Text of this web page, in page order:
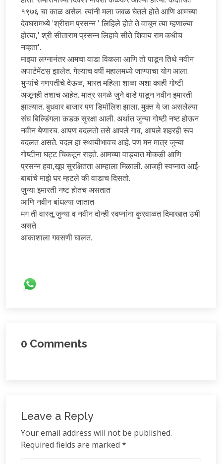
१९७६ चा काळ असेल. त्यांनी मला जवळ घेतले होते आणि आमच्या
देवघरामध्ये 'श्रीराम प्रसन्न ' लिहिले होते ते वाचून त्या म्हणाल्या
होत्या,' श्री सीताराम प्रसन्न लिहावे सीते शिवाय राम कधीच
नव्हता'.
माझ्या लग्नानंतर आमचा वाडा विकला आणि तो पाडून तिथे नवीन
अपार्टमेंटस़ झालेत. गेल्याच वर्षी महालमध्ये जाण्याचा योग आला.
भुऱ्यांचे गणपतीचे देऊळ, भारत महिला शाळा अशा काही गोष्टी
अजूनही तशाच आहेत. मात्र सगळे जुने वाडे पाडून नवीन इमारती
झाल्यात. बुधवार बाजार पण डिमाॅलिश झाला. मुक्त ये जा असलेल्या
संघ बिल्डिंगला कडक सुरक्षा आली. अर्थात जुन्या गोष्टी नष्ट होऊन
नवीन येणारच. आपण बदलतो तसे आपले गाव, आपले शहरही रूप
बदलत असते. बदल हा स्थायीभावच आहे. पण मन मात्र जुन्या
गोष्टींना घट्ट चिकटून राहते. आमच्या वाड्यात मोकळी आणि
प्रसन्न हवा,खूप सुरक्षितता आम्हाला मिळाली. आजही स्वप्नात आई-
बाबांचे माझे घर म्हटले की वाडाच दिसतो.
जुन्या इमारती नष्ट होतच असतात
आणि नवीन बांधल्या जातात
मग ती वास्तू जुन्या व नवीन दोन्ही स्वप्नांना कुरवाळत दिमाखात उभी
असते
आकाशाला गवसणी घालत.
0 Comments
Leave a Reply
Your email address will not be published.
Required fields are marked *